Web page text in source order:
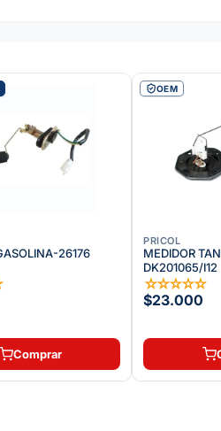
26176
Comprar
OEM
PRICOL
MEDIDOR
DK201065/I12
☆☆☆☆☆
$23.000